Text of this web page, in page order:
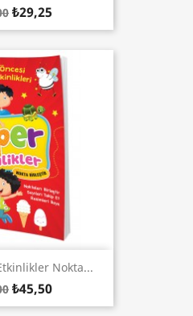
₺29,25
Nokta...
₺45,50